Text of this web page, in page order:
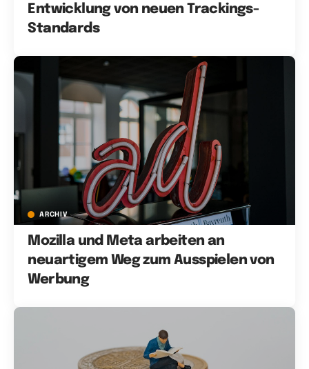
Entwicklung von neuen Trackings-
Standards
ARCHIV
Mozilla und Meta arbeiten an
neuartigem Weg zum Ausspielen von
Werbung